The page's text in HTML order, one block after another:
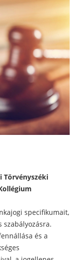
Törvényszéki
specifikumait,
és a